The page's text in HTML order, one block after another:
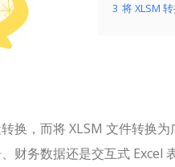
3 将 XLSM
换，而将 XLSM 文件转换
财务数据还是交互式 Excel